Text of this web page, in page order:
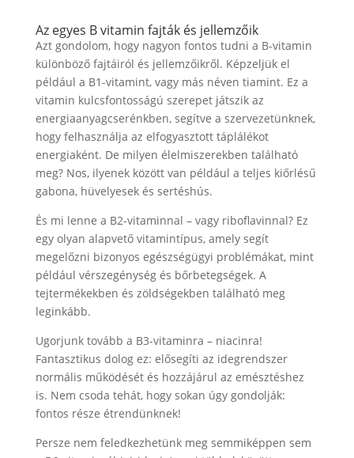
Az egyes B vitamin fajták és jellemzőik
Azt gondolom, hogy nagyon fontos tudni a B-vitamin
különböző fajtáiról és jellemzőikről. Képzeljük el
például a B1-vitamint, vagy más néven tiamint. Ez a
vitamin kulcsfontosságú szerepet játszik az
energiaanyagcserénkben, segítve a szervezetünknek,
hogy felhasználja az elfogyasztott táplálékot
energiaként. De milyen élelmiszerekben található
meg? Nos, ilyenek között van például a teljes kiőrlésű
gabona, hüvelyesek és sertéshús.
És mi lenne a B2-vitaminnal – vagy riboflavinnal? Ez
egy olyan alapvető vitamintípus, amely segít
megelőzni bizonyos egészségügyi problémákat, mint
például vérszegénység és bőrbetegségek. A
tejtermékekben és zöldségekben található meg
leginkább.
Ugorjunk tovább a B3-vitaminra – niacinra!
Fantasztikus dolog ez: elősegíti az idegrendszer
normális működését és hozzájárul az emésztéshez
is. Nem csoda tehát, hogy sokan úgy gondolják:
fontos része étrendünknek!
Persze nem feledkezhetünk meg semmiképpen sem